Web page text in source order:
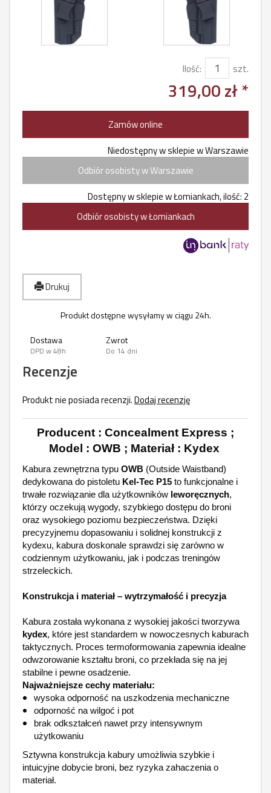
Ilość: szt.
319,00 zł *
Zamów online
Niedostępny w sklepie w Warszawie
Odbiór osobisty w Warszawie
Dostępny w sklepie w Łomiankach, ilość: 2
Odbiór osobisty w Łomiankach
Drukuj
Produkt dostępne wysyłamy w ciągu 24h.
Dostawa
DPD w 48h
Zwrot
Do 14 dni
Recenzje
Produkt nie posiada recenzji.Dodaj recenzję
Producent : Concealment Express ;
Model : OWB ; Materiał : Kydex
Kabura zewnętrzna typu OWB (Outside Waistband)
dedykowana do pistoletu Kel-Tec P15 to funkcjonalne i
trwałe rozwiązanie dla użytkowników leworęcznych,
którzy oczekują wygody, szybkiego dostępu do broni
oraz wysokiego poziomu bezpieczeństwa. Dzięki
precyzyjnemu dopasowaniu i solidnej konstrukcji z
kydexu, kabura doskonale sprawdzi się zarówno w
codziennym użytkowaniu, jak i podczas treningów
strzeleckich.
Konstrukcja i materiał – wytrzymałość i precyzja
Kabura została wykonana z wysokiej jakości tworzywa
kydex, które jest standardem w nowoczesnych kaburach
taktycznych. Proces termoformowania zapewnia idealne
odwzorowanie kształtu broni, co przekłada się na jej
stabilne i pewne osadzenie.
Najważniejsze cechy materiału:
wysoka odporność na uszkodzenia mechaniczne
odporność na wilgoć i pot
brak odkształceń nawet przy intensywnym
użytkowaniu
Sztywna konstrukcja kabury umożliwia szybkie i
intuicyjne dobycie broni, bez ryzyka zahaczenia o
materiał.